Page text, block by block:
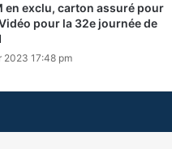
en exclu, carton assuré pour
pour la 32e journée de
2023 17:48 pm